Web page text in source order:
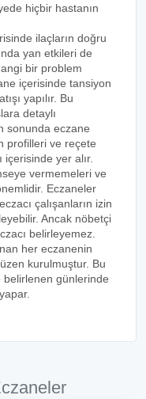
hiçbir hastanın
ilaçların doğru
yan etkileri de
bir problem
içerisinde tansiyon
yapılır. Bu
detaylı
sonunda eczane
profilleri ve reçete
yer alır.
vermemeleri ve
Eczaneler
çalışanların izin
Ancak nöbetçi
belirleyemez.
her eczanenin
kurulmuştur. Bu
belirlenen günlerinde